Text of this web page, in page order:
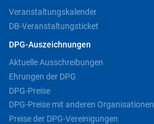
Veranstaltungskalender
DB-Veranstaltungsticket
DPG-Auszeichnungen
Aktuelle Ausschreibungen
Ehrungen der DPG
DPG-Preise
DPG-Preise mit anderen Organisationen
Preise der DPG-Vereinigungen